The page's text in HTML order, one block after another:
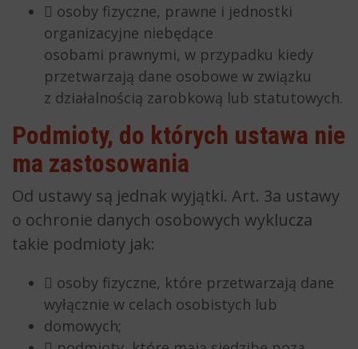
 osoby fizyczne, prawne i jednostki
organizacyjne niebędące
osobami prawnymi, w przypadku kiedy
przetwarzają dane osobowe w związku
z działalnością zarobkową lub statutowych.
Podmioty, do których ustawa nie
ma zastosowania
Od ustawy są jednak wyjątki. Art. 3a ustawy
o ochronie danych osobowych wyklucza
takie podmioty jak:
 osoby fizyczne, które przetwarzają dane
wyłącznie w celach osobistych lub
domowych;